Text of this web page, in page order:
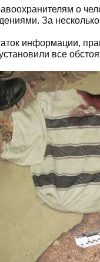
о
За
информации,
все